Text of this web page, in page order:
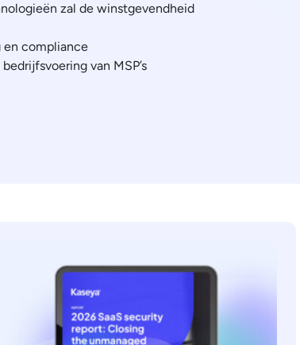
zal de winstgevendheid
en compliance
van MSP’s